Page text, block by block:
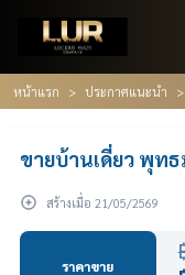
หน้าแรก ประกาศแนะนำ
ขายบ้านเดี่ยว พุท
สร้างเมื่อ 21/05/2569
ราคาขาย